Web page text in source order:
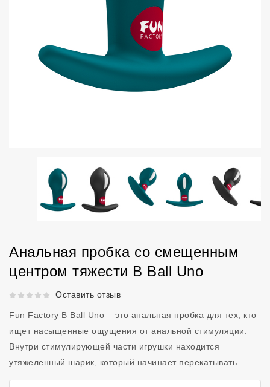
Анальная пробка со смещенным
центром тяжести B Ball Uno
Рейтинг 5 из 5.Оставить отзыв
Fun Factory B Ball Uno – это анальная пробка для тех, кто
ищет насыщенные ощущения от анальной стимуляции.
Внутри стимулирующей части игрушки находится
утяжеленный шарик, который начинает перекатывать